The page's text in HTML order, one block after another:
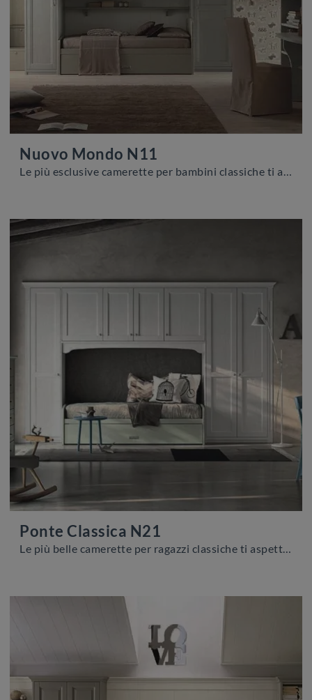
Nuovo Mondo N11
Le più esclusive camerette per bambini classiche ti aspettano! Scopri il modello Nuovo Mondo N11 di Scandola.
Ponte Classica N21
Le più belle camerette per ragazzi classiche ti aspettano! Scopri il modello Ponte Classica N21 di Scandola.